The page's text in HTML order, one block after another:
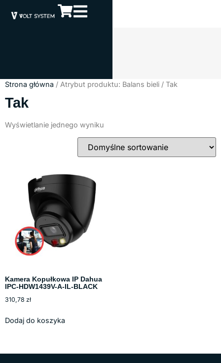
Strona główna / Atrybut produktu: Balans bieli / Tak
Tak
Wyświetlanie jednego wyniku
Kamera Kopułkowa IP Dahua
IPC-HDW1439V-A-IL-BLACK
310,78 zł
Dodaj do koszyka